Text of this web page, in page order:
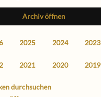
Archiv öffnen
2025 2024 2023
2021 2020 2019
durchsuchen